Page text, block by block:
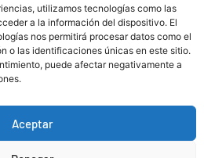
utilizamos tecnologías como las
a la información del dispositivo. El
nos permitirá procesar datos como el
o las identificaciones únicas en este sitio.
puede afectar negativamente a
AceptarAsturiana de Empresarios